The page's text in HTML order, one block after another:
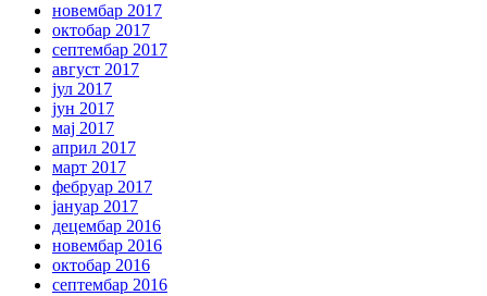
новембар 2017
октобар 2017
септембар 2017
август 2017
јул 2017
јун 2017
мај 2017
април 2017
март 2017
фебруар 2017
јануар 2017
децембар 2016
новембар 2016
октобар 2016
септембар 2016